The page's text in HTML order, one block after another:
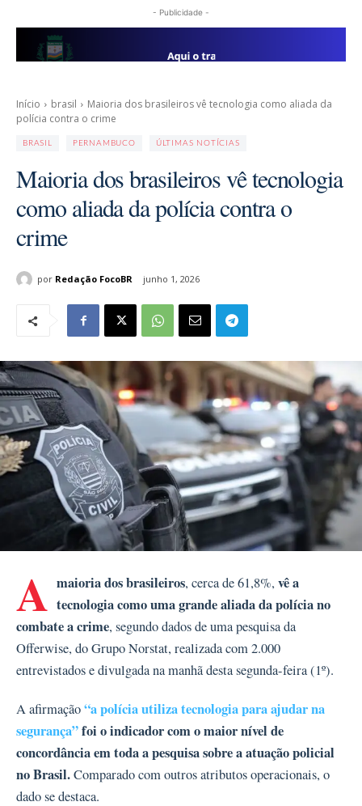
- Publicidade -
Início brasil
Maioria dos brasileiros vê tecnologia como aliada da
polícia contra o crime
BRASIL PERNAMBUCO ÚLTIMAS NOTÍCIAS
Maioria dos brasileiros vê tecnologia
como aliada da polícia contra o
crime
por Redação FocoBR junho 1, 2026
A maioria dos brasileiros, cerca de 61,8%, vê a
tecnologia como uma grande aliada da polícia no
combate a crime, segundo dados de uma pesquisa da
Offerwise, do Grupo Norstat, realizada com 2.000
entrevistados e divulgada na manhã desta segunda-feira (1º).
A afirmação“a polícia utiliza tecnologia para ajudar na
segurança”foi o indicador com o maior nível de
concordância em toda a pesquisa sobre a atuação policial
no Brasil.Comparado com outros atributos operacionais, o
dado se destaca.